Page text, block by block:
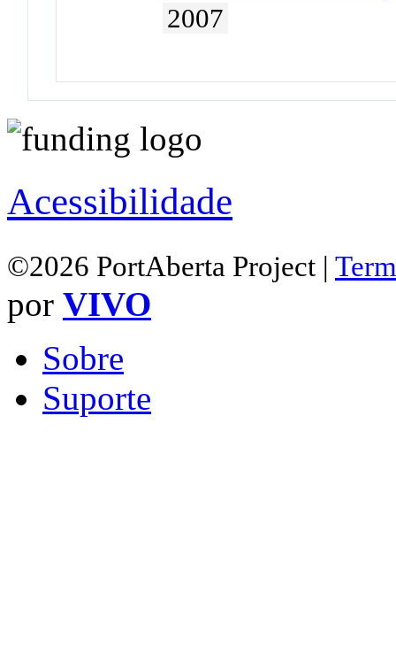
2007
Acessibilidade
©2026 PortAberta Project |
por VIVO
Sobre
Suporte